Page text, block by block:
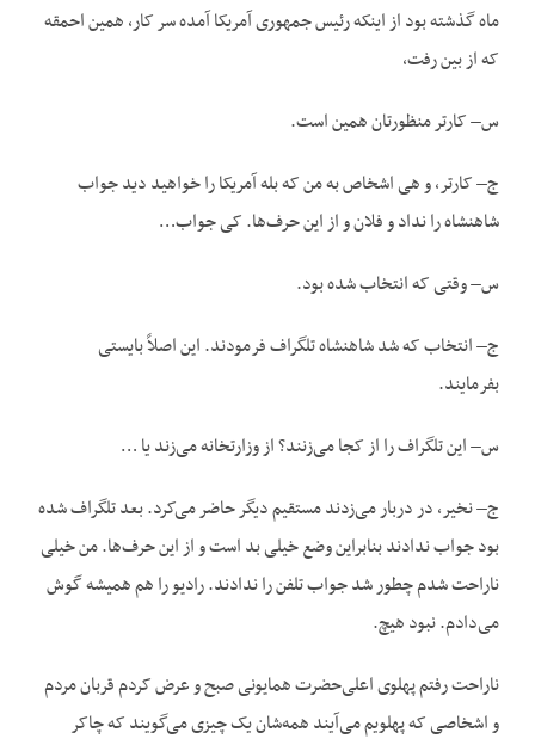
ماه گذشته بود از اینکه رئیس جمهوری آمریکا آمده سر کار، همین احمقه
که از بین رفت،
س– کارتر منظورتان همین است.
ج– کارتر، و هی اشخاص به من که بله آمریکا را خواهید دید جواب
شاهنشاه را نداد و فلان و از این حرف‌ها. کی جواب…
س– وقتی که انتخاب شده بود.
ج– انتخاب که شد شاهنشاه تلگراف فرمودند. این اصلاً بایستی
بفرمایند.
س– این تلگراف را از کجا می‌زنند؟ از وزارتخانه می‌زند یا …
ج– نخیر، در دربار می‌زدند مستقیم دیگر حاضر می‌کرد. بعد تلگراف شده
بود جواب ندادند بنابراین وضع خیلی بد است و از این حرف‌ها. من خیلی
ناراحت شدم چطور شد جواب تلفن را ندادند. رادیو را هم همیشه گوش
می‌دادم. نبود هیچ.
ناراحت رفتم پهلوی اعلی‌حضرت همایونی صبح و عرض کردم قربان مردم
و اشخاصی که پهلویم می‌آیند همه‌شان یک چیزی می‌گویند که چاکر